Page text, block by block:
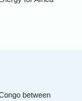
between